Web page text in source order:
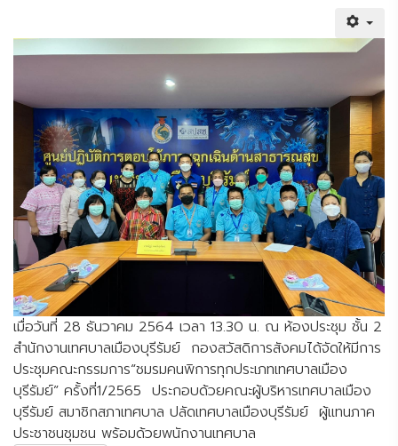
เมื่อวันที่ 28 ธันวาคม 2564 เวลา 13.30 น. ณ ห้องประชุม ชั้น 2
สำนักงานเทศบาลเมืองบุรีรัมย์ กองสวัสดิการสังคมได้จัดให้มีการ
ประชุมคณะกรรมการ“ชมรมคนพิการทุกประเภทเทศบาลเมือง
บุรีรัมย์” ครั้งที่1/2565 ประกอบด้วยคณะผู้บริหารเทศบาลเมือง
บุรีรัมย์ สมาชิกสภาเทศบาล ปลัดเทศบาลเมืองบุรีรัมย์ ผู้แทนภาค
ประชาชนชุมชน พร้อมด้วยพนักงานเทศบาล